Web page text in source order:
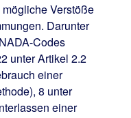
Verstöße
Darunter
Codes
unter Artikel 2.2
einer
8 unter
einer